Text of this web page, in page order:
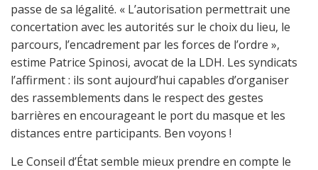
passe de sa légalité. « L’autorisation permettrait une
concertation avec les autorités sur le choix du lieu, le
parcours, l’encadrement par les forces de l’ordre »,
estime Patrice Spinosi, avocat de la LDH. Les syndicats
l’affirment : ils sont aujourd’hui capables d’organiser
des rassemblements dans le respect des gestes
barrières en encourageant le port du masque et les
distances entre participants. Ben voyons !
Le Conseil d’État semble mieux prendre en compte le